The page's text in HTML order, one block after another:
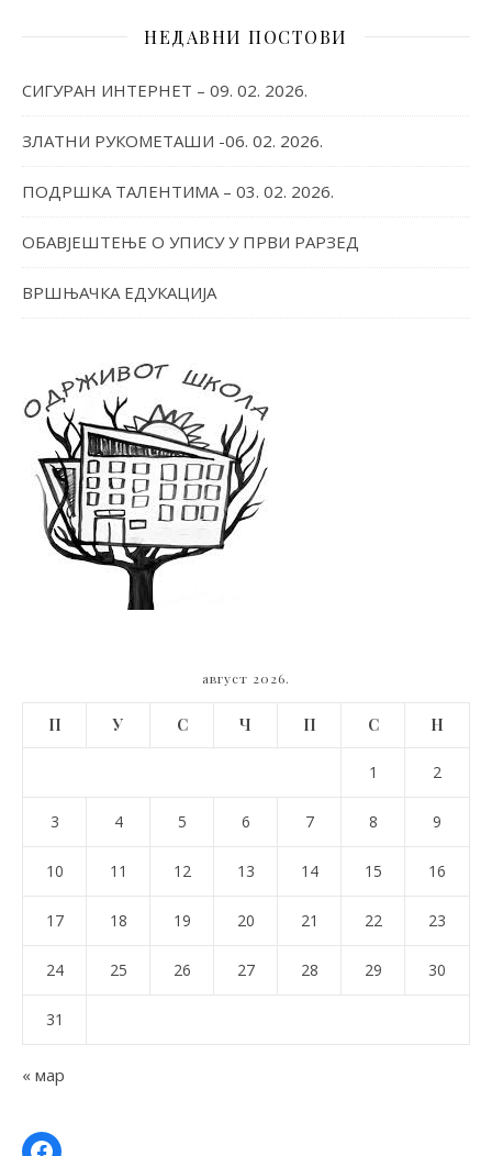
НЕДАВНИ ПОСТОВИ
СИГУРАН ИНТЕРНЕТ – 09. 02. 2026.
ЗЛАТНИ РУКОМЕТАШИ -06. 02. 2026.
ПОДРШКА ТАЛЕНТИМА – 03. 02. 2026.
ОБАВЈЕШТЕЊЕ О УПИСУ У ПРВИ РАРЗЕД
ВРШЊАЧКА ЕДУКАЦИЈА
август 2026.
П У С Ч П С Н
1 2
3 4 5 6 7 8 9
10 11 12 13 14 15 16
17 18 19 20 21 22 23
24 25 26 27 28 29 30
31
« мар